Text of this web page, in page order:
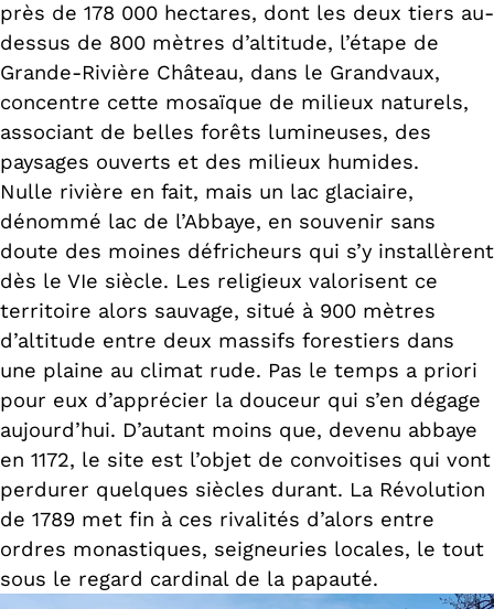
près de 178 000 hectares, dont les deux tiers au-
dessus de 800 mètres d’altitude, l’étape de
Grande-Rivière Château, dans le Grandvaux,
concentre cette mosaïque de milieux naturels,
associant de belles forêts lumineuses, des
paysages ouverts et des milieux humides.
Nulle rivière en fait, mais un lac glaciaire,
dénommé lac de l’Abbaye, en souvenir sans
doute des moines défricheurs qui s’y installèrent
dès le VIe siècle. Les religieux valorisent ce
territoire alors sauvage, situé à 900 mètres
d’altitude entre deux massifs forestiers dans
une plaine au climat rude. Pas le temps a priori
pour eux d’apprécier la douceur qui s’en dégage
aujourd’hui. D’autant moins que, devenu abbaye
en 1172, le site est l’objet de convoitises qui vont
perdurer quelques siècles durant. La Révolution
de 1789 met fin à ces rivalités d’alors entre
ordres monastiques, seigneuries locales, le tout
sous le regard cardinal de la papauté.